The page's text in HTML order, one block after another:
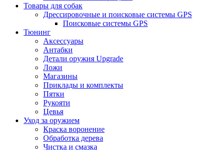
Товары для собак
Дрессировочные и поисковые системы GPS
Поисковые системы GPS
Тюнинг
Аксессуары
Антабки
Детали оружия Upgrade
Ложи
Магазины
Приклады и комплекты
Пятки
Рукояти
Цевья
Уход за оружием
Краска воронение
Обработка дерева
Чистка и смазка